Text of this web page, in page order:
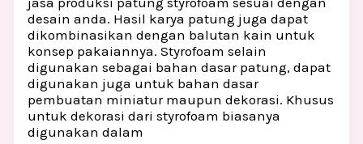
desain anda. Hasil karya patung juga dapat
dikombinasikan dengan balutan kain untuk
konsep pakaiannya. Styrofoam selain
digunakan sebagai bahan dasar patung, dapat
digunakan juga untuk bahan dasar
pembuatan miniatur maupun dekorasi. Khusus
untuk dekorasi dari styrofoam biasanya
digunakan dalam